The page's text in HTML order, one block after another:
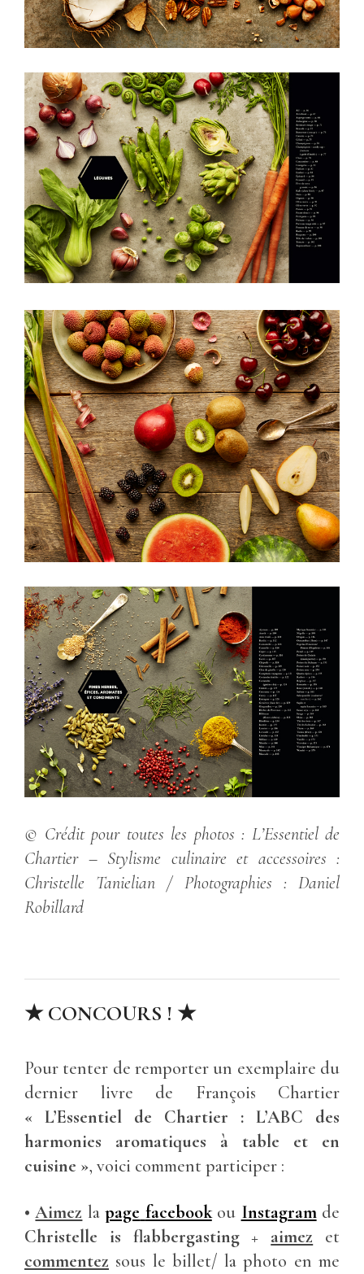
© Crédit pour toutes les photos : L’Essentiel de
Chartier – Stylisme culinaire et accessoires :
Christelle Tanielian / Photographies : Daniel
Robillard
★CONCOURS ! ★
Pour tenter de remporter un exemplaire du
dernier livre de François Chartier
« L’Essentiel de Chartier : L’ABC des
harmonies aromatiques à table et en
cuisine », voici comment participer :
•Aimez lapage facebookou Instagramde
Christelle is flabbergasting+ aimez et
commentez sous le billet/ la photo en me